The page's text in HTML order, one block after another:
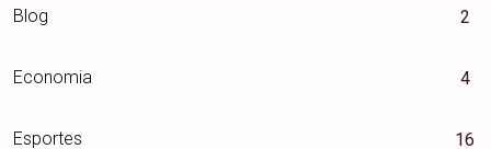
Blog 2
Economia 4
Esportes 16